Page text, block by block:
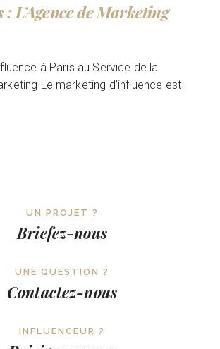
L’Agence de Marketing
à Paris au Service de la
Le marketing d’influence est
UN PROJET ?
Briefez-nous
UNE QUESTION ?
Contactez-nous
INFLUENCEUR ?